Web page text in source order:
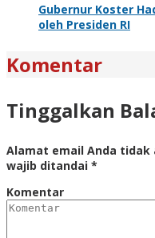
Gubernur Koster
oleh Presiden RI
Komentar
Tinggalkan
Alamat email Anda tidak
wajib ditandai *
Komentar